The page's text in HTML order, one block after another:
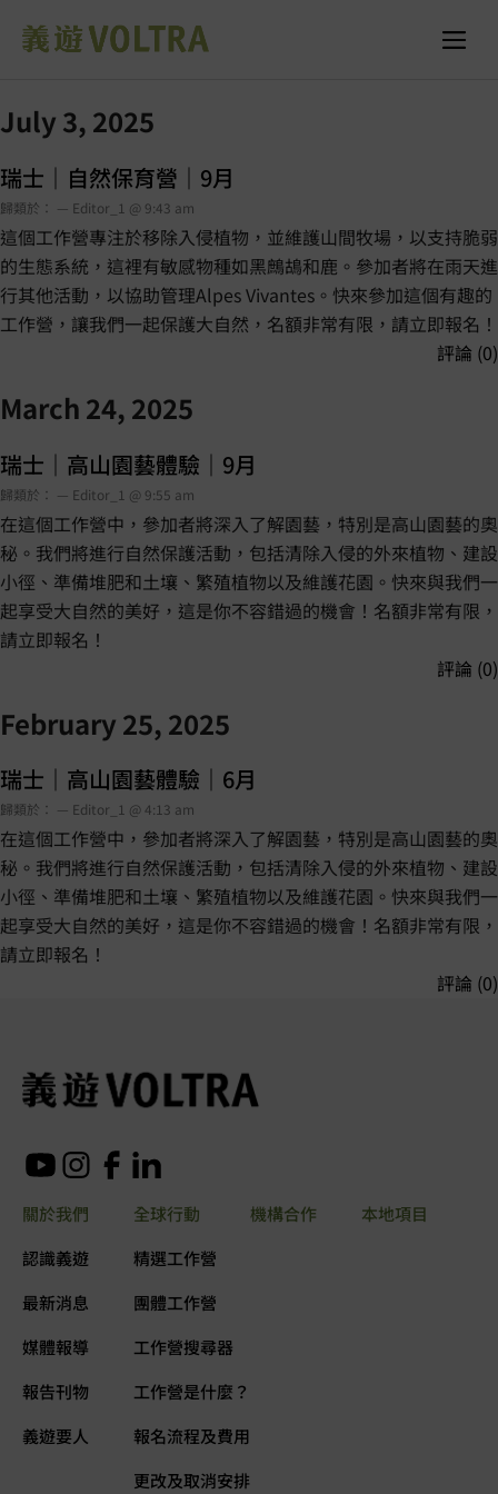
July 3, 2025
瑞士｜自然保育營｜9月
歸類於： — Editor_1 @ 9:43 am
這個工作營專注於移除入侵植物，並維護山間牧場，以支持脆弱
的生態系統，這裡有敏感物種如黑鷓鴣和鹿。參加者將在雨天進
行其他活動，以協助管理Alpes Vivantes。快來參加這個有趣的
工作營，讓我們一起保護大自然，名額非常有限，請立即報名！
評論 (0)
March 24, 2025
瑞士｜高山園藝體驗｜9月
歸類於： — Editor_1 @ 9:55 am
在這個工作營中，參加者將深入了解園藝，特別是高山園藝的奧
秘。我們將進行自然保護活動，包括清除入侵的外來植物、建設
小徑、準備堆肥和土壤、繁殖植物以及維護花園。快來與我們一
起享受大自然的美好，這是你不容錯過的機會！名額非常有限，
請立即報名！
評論 (0)
February 25, 2025
瑞士｜高山園藝體驗｜6月
歸類於： — Editor_1 @ 4:13 am
在這個工作營中，參加者將深入了解園藝，特別是高山園藝的奧
秘。我們將進行自然保護活動，包括清除入侵的外來植物、建設
小徑、準備堆肥和土壤、繁殖植物以及維護花園。快來與我們一
起享受大自然的美好，這是你不容錯過的機會！名額非常有限，
請立即報名！
評論 (0)
關於我們
認識義遊
最新消息
媒體報導
報告刊物
義遊要人
全球行動
精選工作營
團體工作營
工作營搜尋器
工作營是什麼？
報名流程及費用
更改及取消安排
本地項目
機構合作